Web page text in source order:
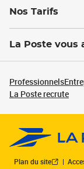
Nos Tarifs
La Poste vous
Professionnels
La Poste recrute
Plan du site